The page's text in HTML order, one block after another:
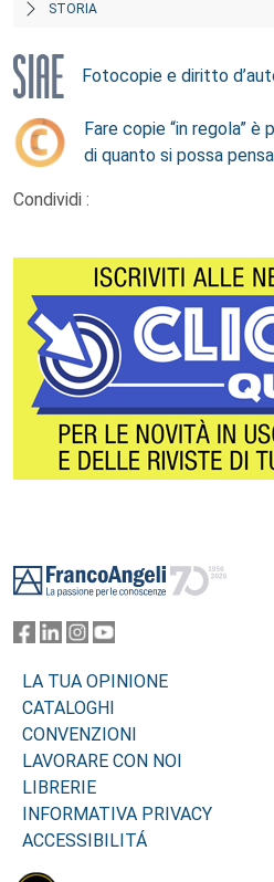
STORIA
Fotocopie e diritto
Fare copie “in regola” è
di quanto si possa
Condividi :
LA TUA OPINIONE
CATALOGHI
CONVENZIONI
LAVORARE CON NOI
LIBRERIE
INFORMATIVA PRIVACY
ACCESSIBILITÁ